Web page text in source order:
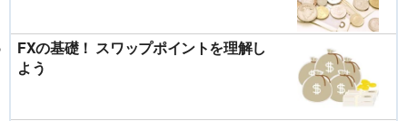
FXの基礎！ スワップポイントを理解し
よう